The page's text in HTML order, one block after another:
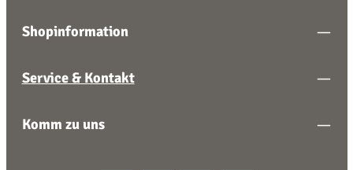
Shopinformation
Service & Kontakt
Komm zu uns